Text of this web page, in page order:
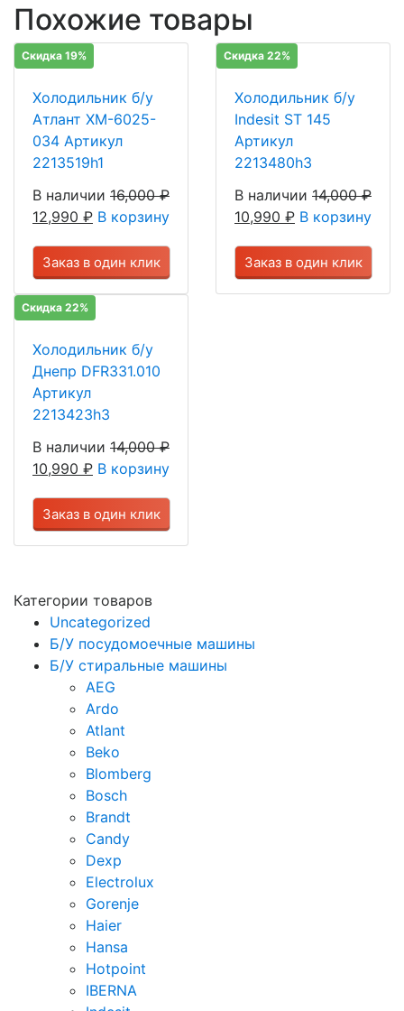
Похожие товары
Скидка 19%
Холодильник б/у
Атлант ХМ-6025-
034 Артикул
2213519h1
В наличии 16,000₽
12,990 ₽ В корзину
Заказ в один клик
Скидка 22%
Холодильник б/у
Indesit ST 145
Артикул
2213480h3
В наличии 14,000₽
10,990 ₽ В корзину
Заказ в один клик
Скидка 22%
Холодильник б/у
Днепр DFR331.010
Артикул
2213423h3
В наличии 14,000₽
10,990 ₽ В корзину
Заказ в один клик
Категории товаров
Uncategorized
Б/У посудомоечные машины
Б/У стиральные машины
AEG
Ardo
Atlant
Beko
Blomberg
Bosch
Brandt
Candy
Dexp
Electrolux
Gorenje
Haier
Hansa
Hotpoint
IBERNA